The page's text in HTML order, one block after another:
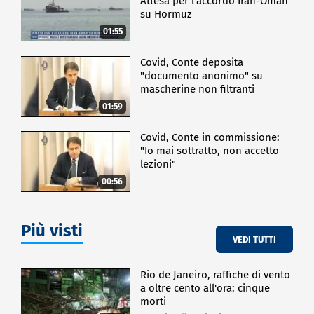
01:55
su Hormuz
01:59
Covid, Conte deposita
"documento anonimo" su
mascherine non filtranti
00:56
Covid, Conte in commissione:
"Io mai sottratto, non accetto
lezioni"
Più visti VEDI TUTTI
Rio de Janeiro, raffiche di vento
a oltre cento all'ora: cinque
morti